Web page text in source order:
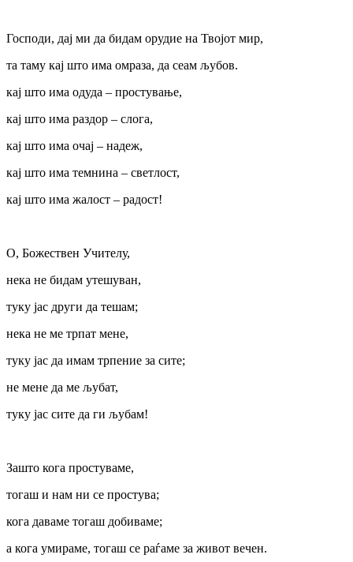
Господи, дај ми да бидам орудие на Твојот мир,
та таму кај што има омраза, да сеам љубов.
кај што има одуда – простување,
кај што има раздор – слога,
кај што има очај – надеж,
кај што има темнина – светлост,
кај што има жалост – радост!
О, Божествен Учителу,
нека не бидам утешуван,
туку јас други да тешам;
нека не ме трпат мене,
туку јас да имам трпение за сите;
не мене да ме љубат,
туку јас сите да ги љубам!
Зашто кога простуваме,
тогаш и нам ни се простува;
кога даваме тогаш добиваме;
а кога умираме, тогаш се раѓаме за живот вечен.